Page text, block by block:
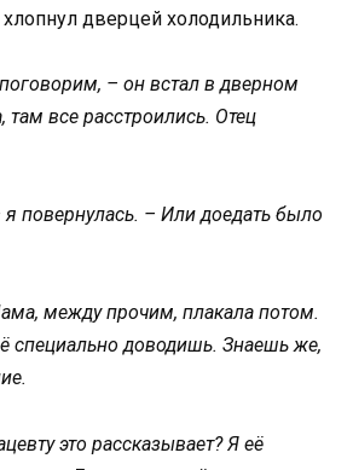
дверцей холодильника.
– он встал в дверном
все расстроились. Отец
я повернулась. – Или доедать было
между прочим, плакала потом.
специально доводишь. Знаешь же,
это рассказывает? Я её